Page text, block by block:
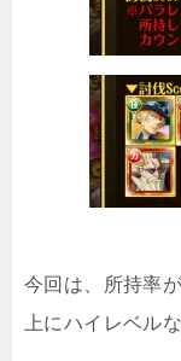
今回は、所持率
上にハイレベル